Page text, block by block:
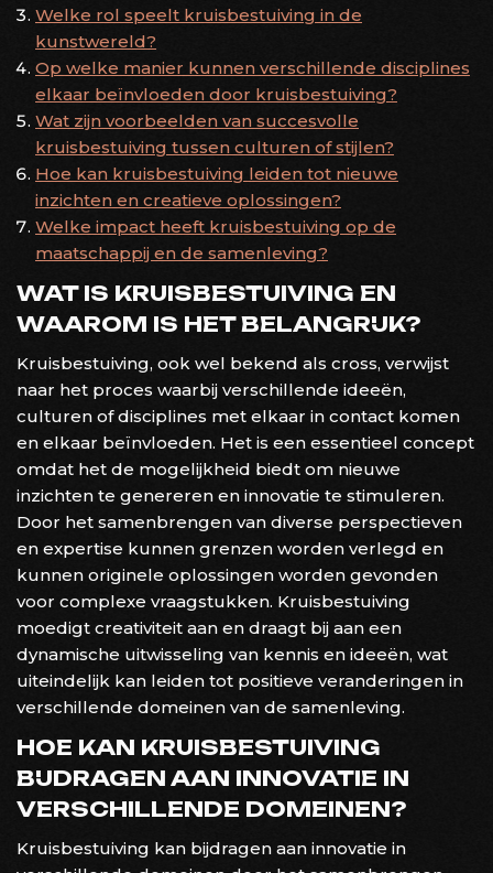
Welke rol speelt kruisbestuiving in de
kunstwereld?
Op welke manier kunnen verschillende disciplines
elkaar beïnvloeden door kruisbestuiving?
Wat zijn voorbeelden van succesvolle
kruisbestuiving tussen culturen of stijlen?
Hoe kan kruisbestuiving leiden tot nieuwe
inzichten en creatieve oplossingen?
Welke impact heeft kruisbestuiving op de
maatschappij en de samenleving?
WAT IS KRUISBESTUIVING EN
WAAROM IS HET BELANGRIJK?
Kruisbestuiving, ook wel bekend als cross, verwijst
naar het proces waarbij verschillende ideeën,
culturen of disciplines met elkaar in contact komen
en elkaar beïnvloeden. Het is een essentieel concept
omdat het de mogelijkheid biedt om nieuwe
inzichten te genereren en innovatie te stimuleren.
Door het samenbrengen van diverse perspectieven
en expertise kunnen grenzen worden verlegd en
kunnen originele oplossingen worden gevonden
voor complexe vraagstukken. Kruisbestuiving
moedigt creativiteit aan en draagt bij aan een
dynamische uitwisseling van kennis en ideeën, wat
uiteindelijk kan leiden tot positieve veranderingen in
verschillende domeinen van de samenleving.
HOE KAN KRUISBESTUIVING
BIJDRAGEN AAN INNOVATIE IN
VERSCHILLENDE DOMEINEN?
Kruisbestuiving kan bijdragen aan innovatie in